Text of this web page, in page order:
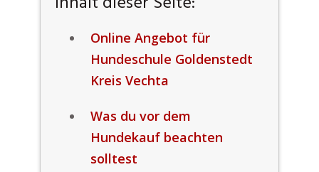
Online Angebot für
Hundeschule Goldenstedt
Kreis Vechta
Was du vor dem
Hundekauf beachten
solltest